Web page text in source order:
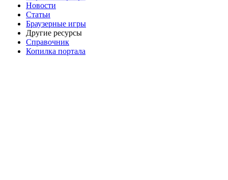
Новости
Статьи
Браузерные игры
Другие ресурсы
Справочник
Копилка портала